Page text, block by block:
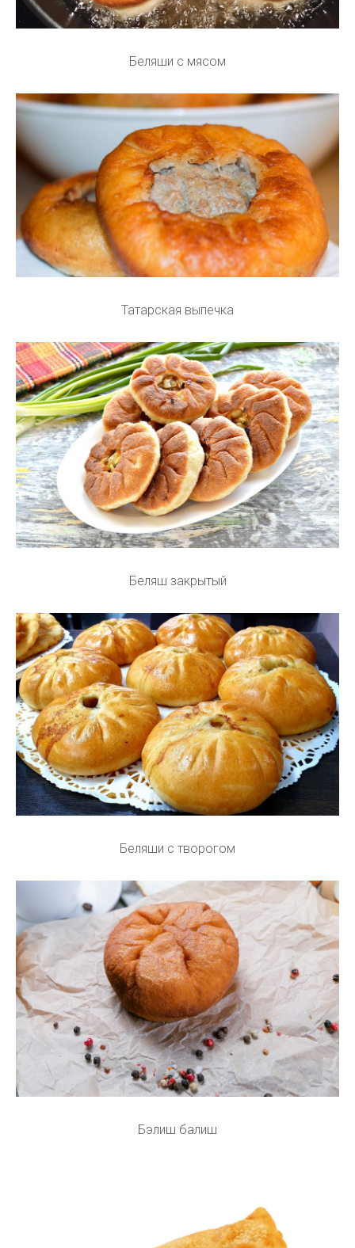
Беляши с мясом
Татарская выпечка
Беляш закрытый
Беляши с творогом
Бэлиш балиш